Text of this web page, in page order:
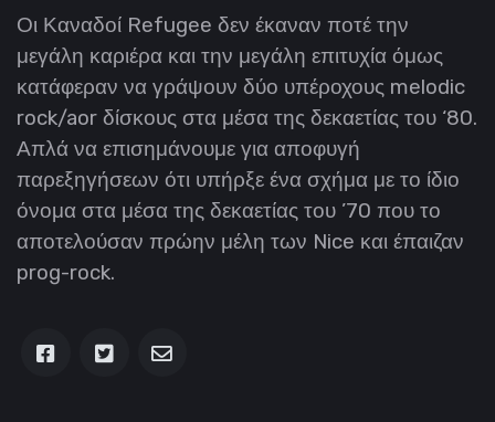
Οι Καναδοί Refugee δεν έκαναν ποτέ την
μεγάλη καριέρα και την μεγάλη επιτυχία όμως
κατάφεραν να γράψουν δύο υπέροχους melodic
rock/aor δίσκους στα μέσα της δεκαετίας του ‘80.
Απλά να επισημάνουμε για αποφυγή
παρεξηγήσεων ότι υπήρξε ένα σχήμα με το ίδιο
όνομα στα μέσα της δεκαετίας του ’70 που το
αποτελούσαν πρώην μέλη των Nice και έπαιζαν
prog-rock.